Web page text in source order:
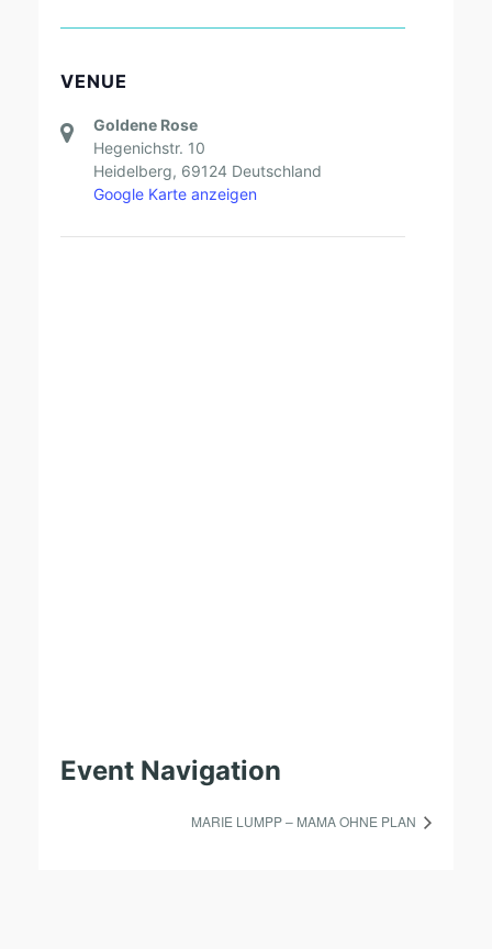
VENUE
Goldene Rose
Hegenichstr. 10
Heidelberg, 69124 Deutschland
Google Karte anzeigen
Event Navigation
MARIE LUMPP – MAMA OHNE PLAN